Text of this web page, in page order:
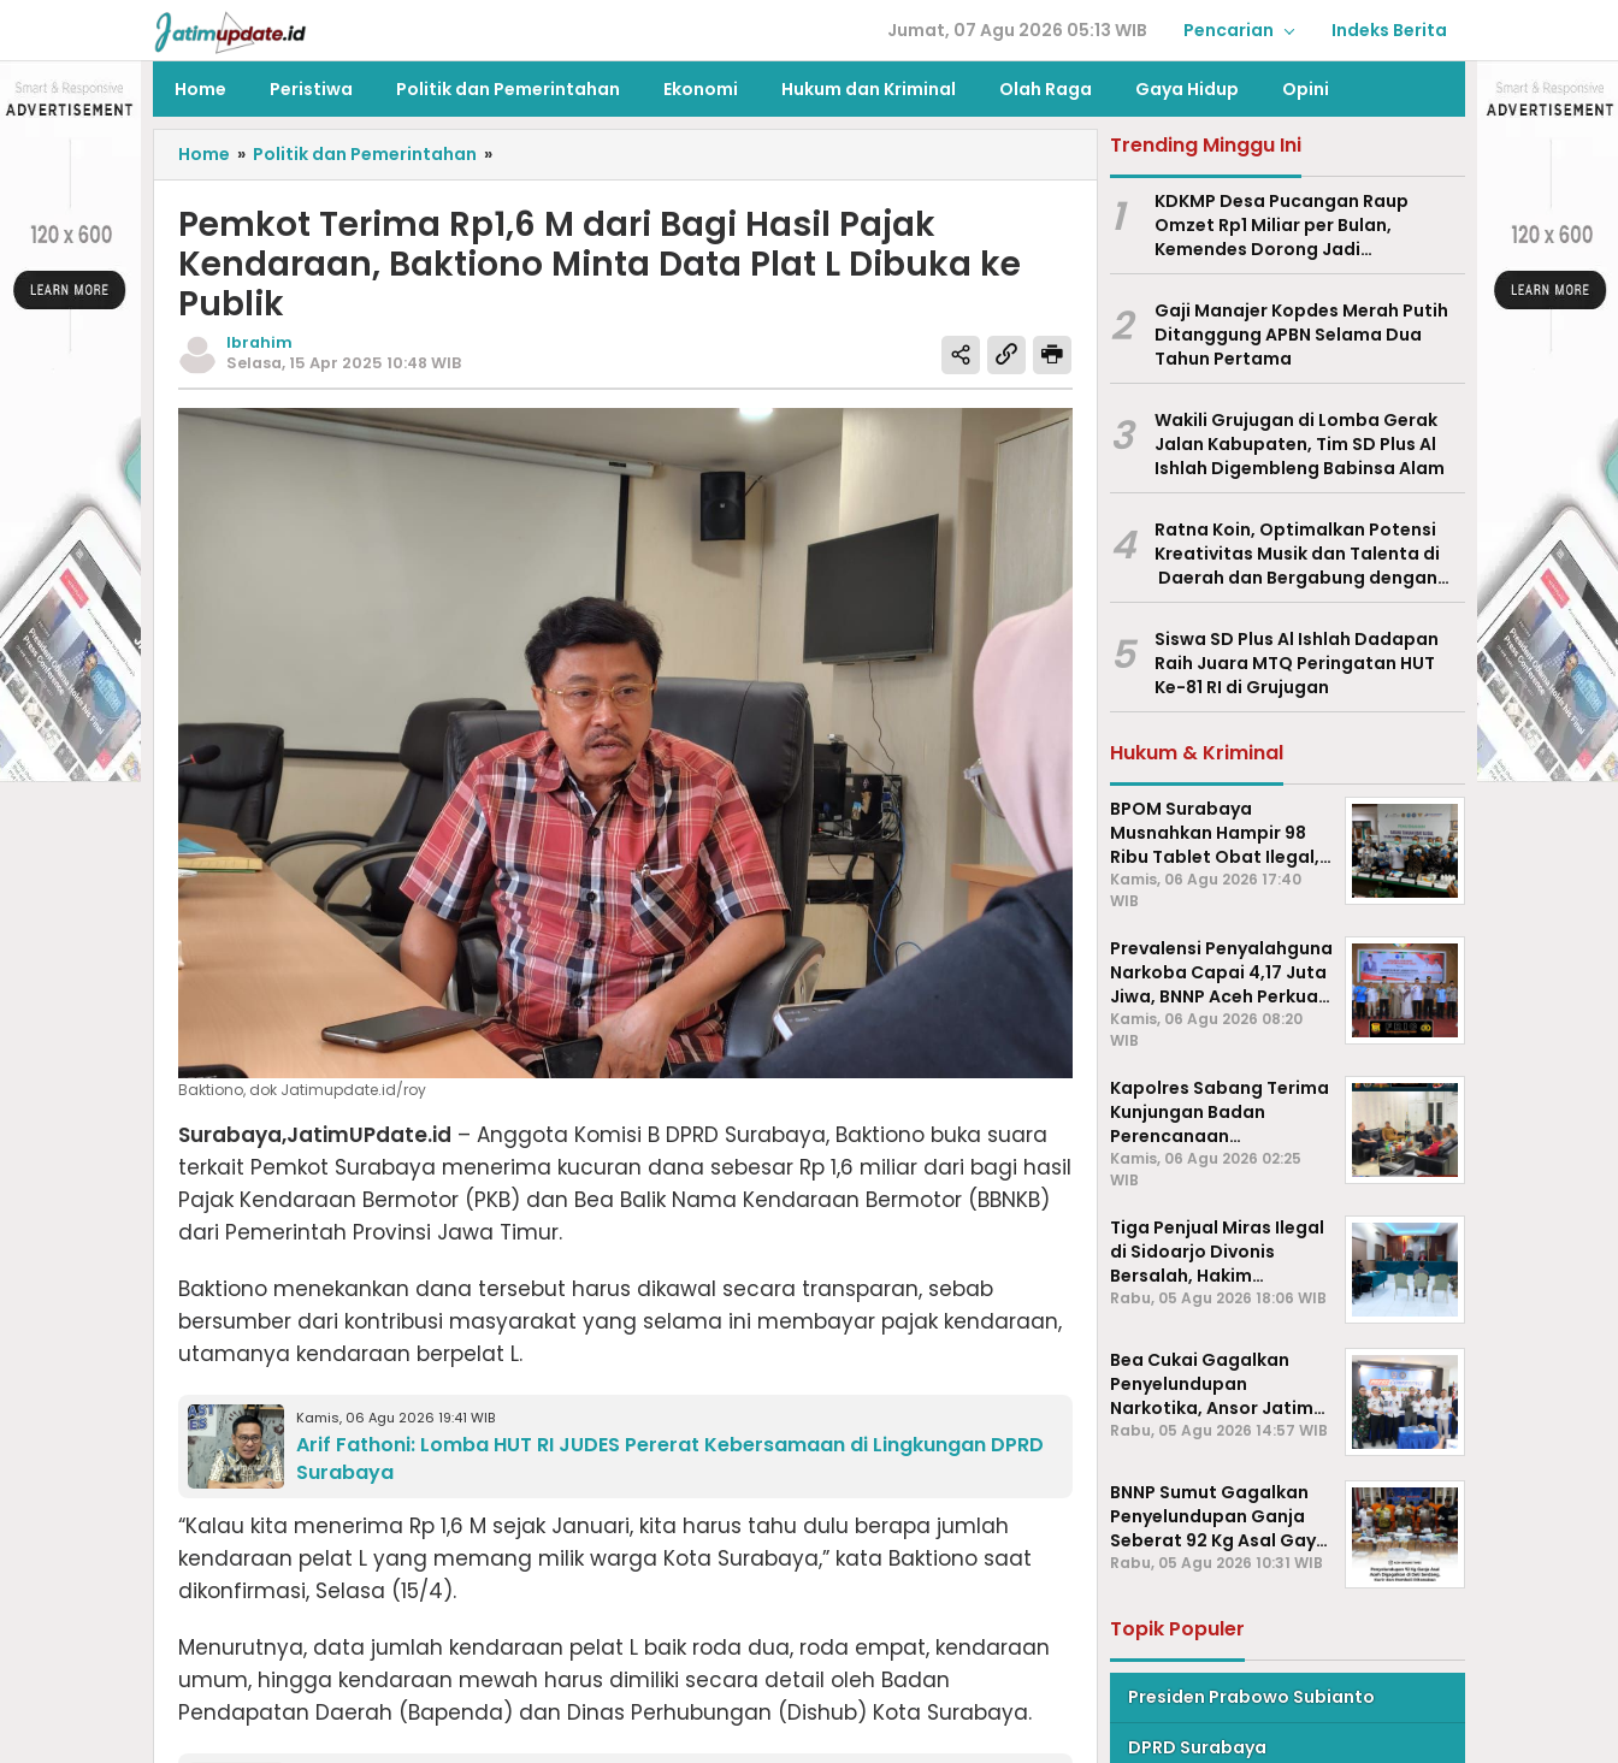
Jumat, 07 Agu 2026 05:13 WIB Pencarian Indeks Berita
Home Peristiwa Politik dan Pemerintahan Ekonomi Hukum dan Kriminal Olah Raga Gaya Hidup Opini
Home » Politik dan Pemerintahan »
Pemkot Terima Rp1,6 M dari Bagi Hasil Pajak
Kendaraan, Baktiono Minta Data Plat L Dibuka ke
Publik
Ibrahim
Selasa, 15 Apr 2025 10:48 WIB
Baktiono, dok Jatimupdate.id/roy
Surabaya,JatimUPdate.id – Anggota Komisi B DPRD Surabaya, Baktiono buka suara
terkait Pemkot Surabaya menerima kucuran dana sebesar Rp 1,6 miliar dari bagi hasil
Pajak Kendaraan Bermotor (PKB) dan Bea Balik Nama Kendaraan Bermotor (BBNKB)
dari Pemerintah Provinsi Jawa Timur.
Baktiono menekankan dana tersebut harus dikawal secara transparan, sebab
bersumber dari kontribusi masyarakat yang selama ini membayar pajak kendaraan,
utamanya kendaraan berpelat L.
Kamis, 06 Agu 2026 19:41 WIB
Arif Fathoni: Lomba HUT RI JUDES Pererat Kebersamaan di Lingkungan DPRD
Surabaya
“Kalau kita menerima Rp 1,6 M sejak Januari, kita harus tahu dulu berapa jumlah
kendaraan pelat L yang memang milik warga Kota Surabaya,” kata Baktiono saat
dikonfirmasi, Selasa (15/4).
Menurutnya, data jumlah kendaraan pelat L baik roda dua, roda empat, kendaraan
umum, hingga kendaraan mewah harus dimiliki secara detail oleh Badan
Pendapatan Daerah (Bapenda) dan Dinas Perhubungan (Dishub) Kota Surabaya.
Trending Minggu Ini
1
KDKMP Desa Pucangan Raup
Omzet Rp1 Miliar per Bulan,
Kemendes Dorong Jadi
Percontohan Nasional
2
Gaji Manajer Kopdes Merah Putih
Ditanggung APBN Selama Dua
Tahun Pertama
3
Wakili Grujugan di Lomba Gerak
Jalan Kabupaten, Tim SD Plus Al
Ishlah Digembleng Babinsa Alam
4
Ratna Koin, Optimalkan Potensi
Kreativitas Musik dan Talenta di
Daerah dan Bergabung dengan
Ekraf Pasuruan
5
Siswa SD Plus Al Ishlah Dadapan
Raih Juara MTQ Peringatan HUT
Ke-81 RI di Grujugan
Hukum & Kriminal
BPOM Surabaya
Musnahkan Hampir 98
Ribu Tablet Obat Ilegal,
Cegah Penyalahgunaan
di Kalangan Pelajar
Kamis, 06 Agu 2026 17:40
WIB
Prevalensi Penyalahguna
Narkoba Capai 4,17 Juta
Jiwa, BNNP Aceh Perkuat
P4GN di Subulussalam
Kamis, 06 Agu 2026 08:20
WIB
Kapolres Sabang Terima
Kunjungan Badan
Perencanaan
Pembangunan Daerah
(BAPPEDA) Kota Sabang,
Kamis, 06 Agu 2026 02:25
WIB
Tiga Penjual Miras Ilegal
di Sidoarjo Divonis
Bersalah, Hakim
Jatuhkan Denda hingga
Rabu, 05 Agu 2026 18:06 WIB
Bea Cukai Gagalkan
Penyelundupan
Narkotika, Ansor Jatim
Negara Tak Kalah dari
Rabu, 05 Agu 2026 14:57 WIB
BNNP Sumut Gagalkan
Penyelundupan Ganja
Seberat 92 Kg Asal Gayo
Lues, Aceh.
Rabu, 05 Agu 2026 10:31 WIB
Topik Populer
Presiden Prabowo Subianto
DPRD Surabaya